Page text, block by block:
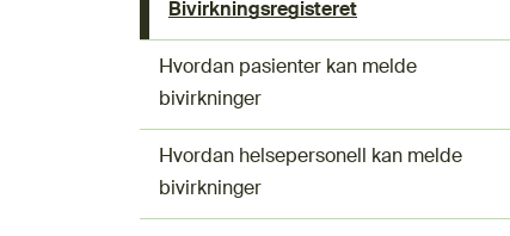
Bivirkningsregisteret
Hvordan pasienter kan melde
bivirkninger
Hvordan helsepersonell kan melde
bivirkninger